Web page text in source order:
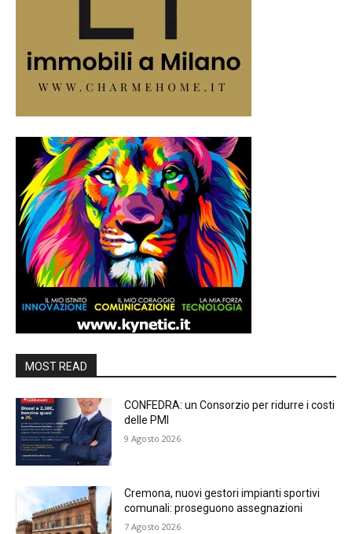
MOST READ
CONFEDRA: un Consorzio per ridurre i costi
delle PMI
9 Agosto 2026
Cremona, nuovi gestori impianti sportivi
comunali: proseguono assegnazioni
7 Agosto 2026